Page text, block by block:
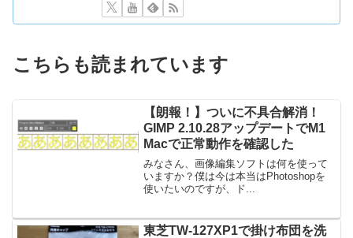
こちらも読まれています
【朗報！】ついに不具合解消！
GIMP 2.10.28アップデートでM1
Macで正常動作を確認した
みなさん、画像編集ソフトは何を使って
いますか？僕は今は本当はPhotoshopを
使いたいのですが、ド...
東芝TW-127XP1で掛け布団を洗